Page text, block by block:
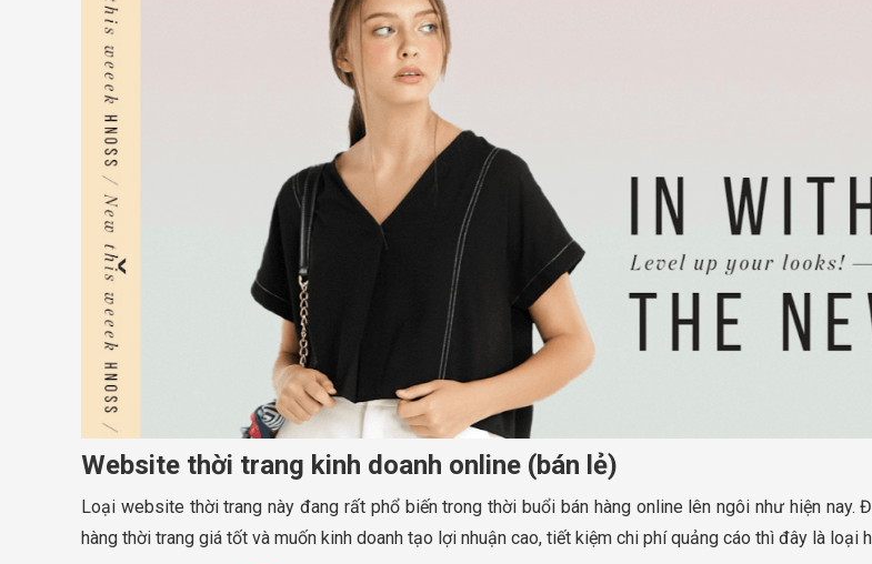
Website thời trang kinh doanh online (bán lẻ)
Loại website thời trang này đang rất phổ biến trong thời buổi bán hàng online lên ngôi như hiện
hàng thời trang giá tốt và muốn kinh doanh tạo lợi nhuận cao, tiết kiệm chi phí quảng cáo thì đây là loại